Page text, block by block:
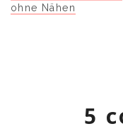
ohne Nähen
5